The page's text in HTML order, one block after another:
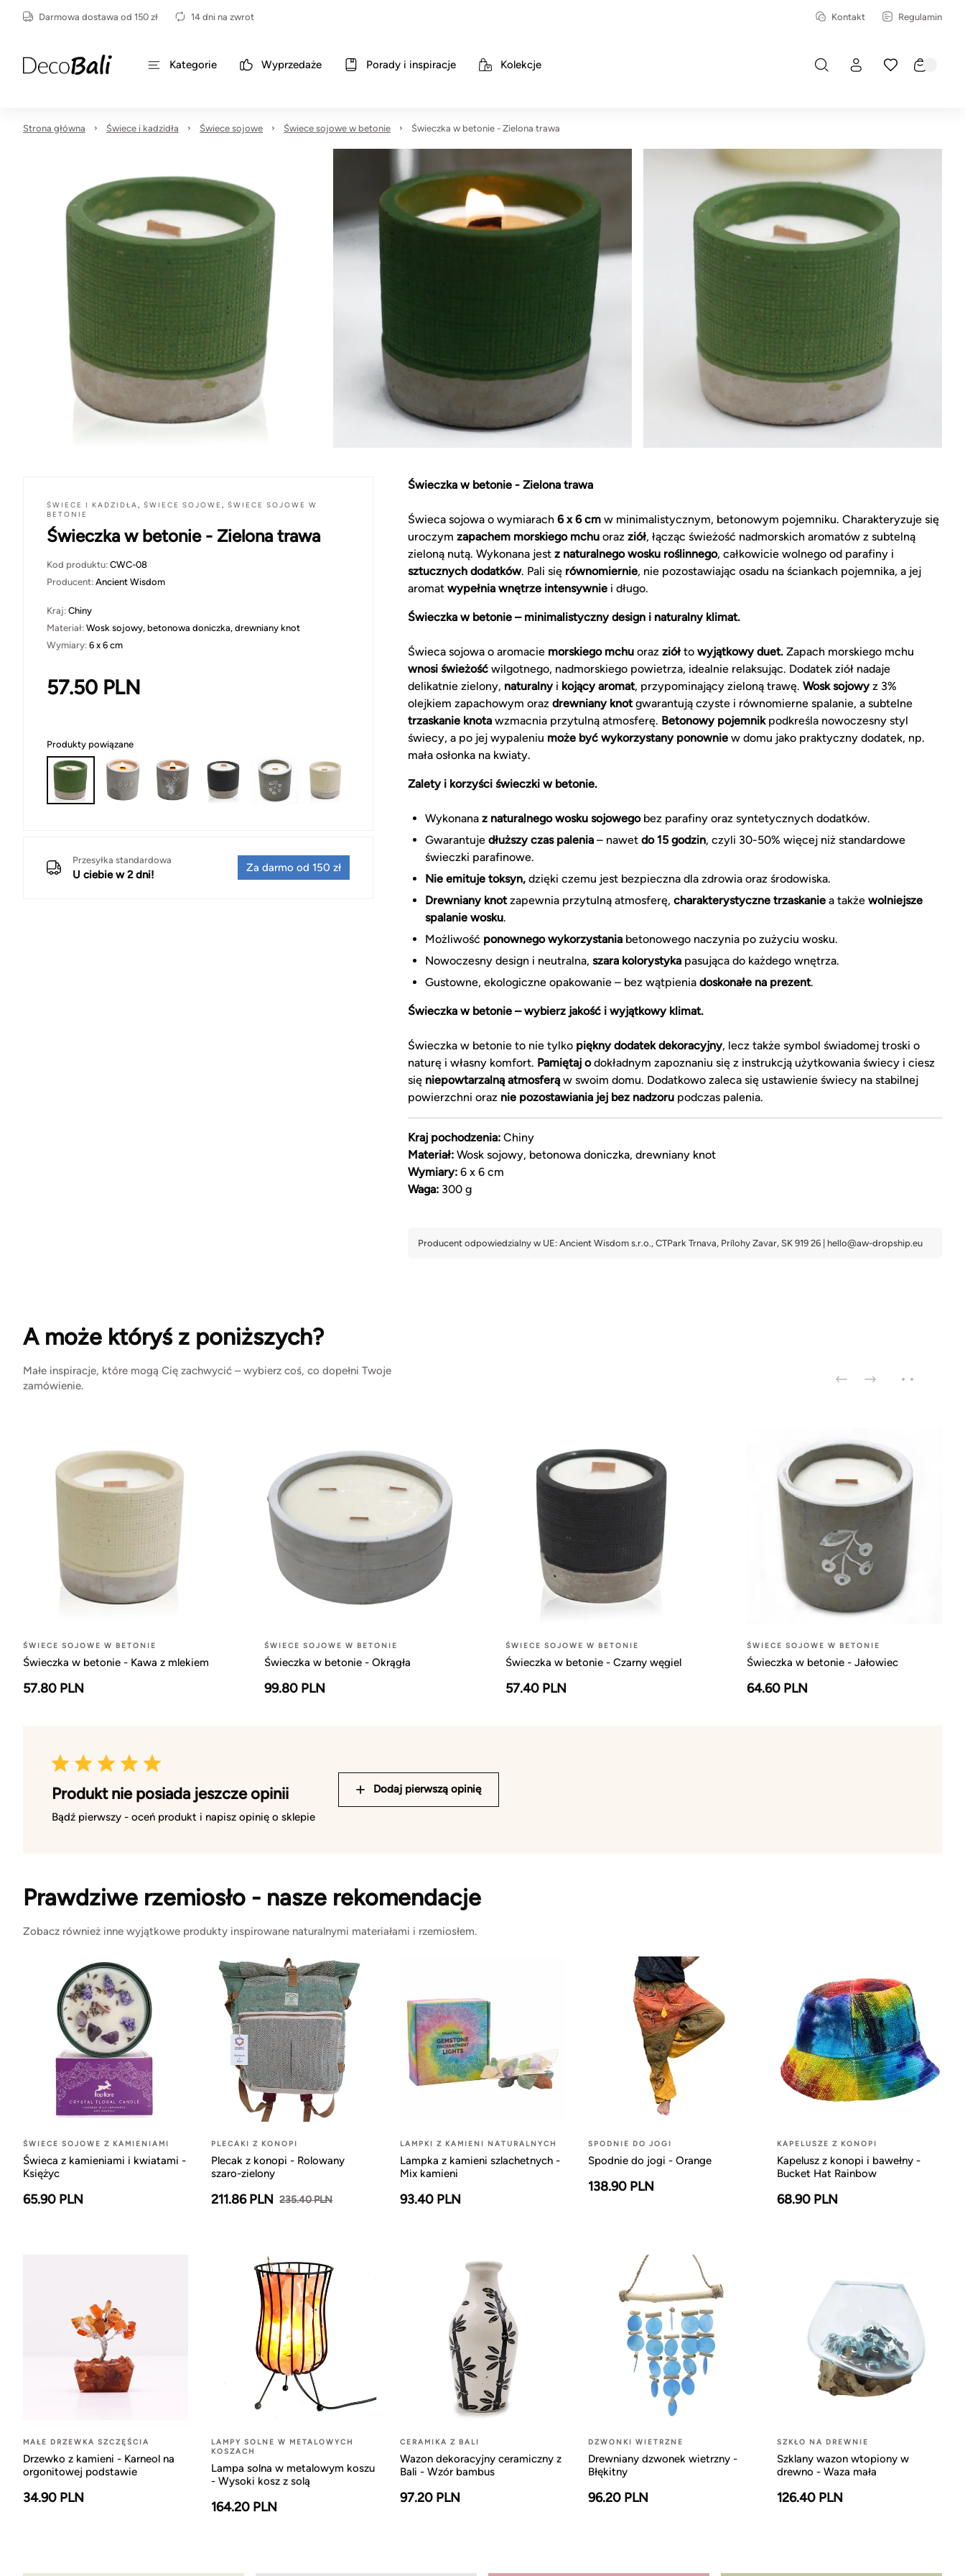
Darmowa dostawa od 150 zł 14 dni na zwrot Kontakt Regulamin
Kategorie Wyprzedaże Porady i inspiracje Kolekcje
Strona główna Świece i kadzidła Świece sojowe Świece sojowe w betonie Świeczka w betonie - Zielona trawa
ŚWIECE I KADZIDŁA, ŚWIECE SOJOWE , ŚWIECE SOJOWE W
BETONIE
Świeczka w betonie - Zielona trawa
Kod produktu: CWC-08
Producent: Ancient Wisdom
Kraj: Chiny
Materiał: Wosk sojowy, betonowa doniczka, drewniany knot
Wymiary: 6 x 6 cm
57.50 PLN
Produkty powiązane
Przesyłka standardowa
U ciebie w 2 dni!
Za darmo od 150 zł
Świeczka w betonie - Zielona trawa
Świeca sojowa o wymiarach 6 x 6 cm w minimalistycznym, betonowym pojemniku. Charakteryzuje się
uroczym zapachem morskiego mchu oraz ziół, łącząc świeżość nadmorskich aromatów z subtelną
zieloną nutą. Wykonana jest z naturalnego wosku roślinnego, całkowicie wolnego od parafiny i
sztucznych dodatków. Pali się równomiernie, nie pozostawiając osadu na ściankach pojemnika, a jej
aromat wypełnia wnętrze intensywnie i długo.
Świeczka w betonie – minimalistyczny design i naturalny klimat.
Świeca sojowa o aromacie morskiego mchu oraz ziół to wyjątkowy duet. Zapach morskiego mchu
wnosi świeżość wilgotnego, nadmorskiego powietrza, idealnie relaksując. Dodatek ziół nadaje
delikatnie zielony, naturalnyi kojący aromat, przypominający zieloną trawę. Wosk sojowyz 3%
olejkiem zapachowym oraz drewniany knotgwarantują czyste i równomierne spalanie, a subtelne
trzaskanie knota wzmacnia przytulną atmosferę. Betonowy pojemnikpodkreśla nowoczesny styl
świecy, a po jej wypaleniu może być wykorzystany ponownie w domu jako praktyczny dodatek, np.
mała osłonka na kwiaty.
Zalety i korzyści świeczki w betonie.
Wykonana z naturalnego wosku sojowegobez parafiny oraz syntetycznych dodatków.
Gwarantuje dłuższy czas palenia – nawet do 15 godzin, czyli 30-50% więcej niż standardowe
świeczki parafinowe.
Nie emituje toksyn, dzięki czemu jest bezpieczna dla zdrowia oraz środowiska.
Drewniany knotzapewnia przytulną atmosferę, charakterystyczne trzaskanie a także wolniejsze
spalanie wosku.
Możliwość ponownego wykorzystania betonowego naczynia po zużyciu wosku.
Nowoczesny design i neutralna, szara kolorystyka pasująca do każdego wnętrza.
Gustowne, ekologiczne opakowanie – bez wątpienia doskonałe na prezent.
Świeczka w betonie – wybierz jakość i wyjątkowy klimat.
Świeczka w betonie to nie tylko piękny dodatek dekoracyjny, lecz także symbol świadomej troski o
naturę i własny komfort. Pamiętaj odokładnym zapoznaniu się z instrukcją użytkowania świecy i ciesz
się niepowtarzalną atmosferąw swoim domu. Dodatkowo zaleca się ustawienie świecy na stabilnej
powierzchni oraz nie pozostawiania jej bez nadzoru podczas palenia.
Kraj pochodzenia: Chiny
Materiał: Wosk sojowy, betonowa doniczka, drewniany knot
Wymiary: 6 x 6 cm
Waga: 300 g
A może któryś z poniższych?
Małe inspiracje, które mogą Cię zachwycić – wybierz coś, co dopełni Twoje
zamówienie.
ŚWIECE SOJOWE W BETONIE
Świeczka w betonie - Kawa z mlekiem
57.80 PLN
ŚWIECE SOJOWE W BETONIE
Świeczka w betonie - Okrągła
99.80 PLN
ŚWIECE SOJOWE W BETONIE
Świeczka w betonie - Czarny węgiel
57.40 PLN
ŚWIECE SOJOWE W BETONIE
Świeczka w betonie - Jałowiec
64.60 PLN
Produkt nie posiada jeszcze opinii
Bądź pierwszy - oceń produkt i napisz opinię o sklepie
Dodaj pierwszą opinię
Prawdziwe rzemiosło - nasze rekomendacje
Zobacz również inne wyjątkowe produkty inspirowane naturalnymi materiałami i rzemiosłem.
ŚWIECE SOJOWE Z KAMIENIAMI
Świeca z kamieniami i kwiatami -
Księżyc
65.90 PLN
PLECAKI Z KONOPI
Plecak z konopi - Rolowany
szaro-zielony
211.86 PLN 235.40 PLN
LAMPKI Z KAMIENI NATURALNYCH
Lampka z kamieni szlachetnych -
Mix kamieni
93.40 PLN
SPODNIE DO JOGI
Spodnie do jogi - Orange
138.90 PLN
KAPELUSZE Z KONOPI
Kapelusz z konopi i bawełny -
Bucket Hat Rainbow
68.90 PLN
MAŁE DRZEWKA SZCZĘŚCIA
Drzewko z kamieni - Karneol na
orgonitowej podstawie
34.90 PLN
LAMPY SOLNE W METALOWYCH
KOSZACH
Lampa solna w metalowym koszu
- Wysoki kosz z solą
164.20 PLN
CERAMIKA Z BALI
Wazon dekoracyjny ceramiczny z
Bali - Wzór bambus
97.20 PLN
DZWONKI WIETRZNE
Drewniany dzwonek wietrzny -
Błękitny
96.20 PLN
SZKŁO NA DREWNIE
Szklany wazon wtopiony w
drewno - Waza mała
126.40 PLN